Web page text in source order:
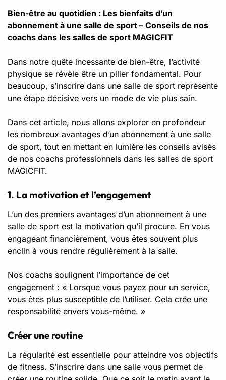
Bien-être au quotidien : Les bienfaits d’un
abonnement à une salle de sport – Conseils de nos
coachs dans les salles de sport MAGICFIT
Dans notre quête incessante de bien-être, l’activité
physique se révèle être un pilier fondamental. Pour
beaucoup, s’inscrire dans une salle de sport représente
une étape décisive vers un mode de vie plus sain.
Dans cet article, nous allons explorer en profondeur
les nombreux avantages d’un abonnement à une salle
de sport, tout en mettant en lumière les conseils avisés
de nos coachs professionnels dans les salles de sport
MAGICFIT.
1. La motivation et l’engagement
L’un des premiers avantages d’un abonnement à une
salle de sport est la motivation qu’il procure. En vous
engageant financièrement, vous êtes souvent plus
enclin à vous rendre régulièrement à la salle.
Nos coachs soulignent l’importance de cet
engagement : « Lorsque vous payez pour un service,
vous êtes plus susceptible de l’utiliser. Cela crée une
responsabilité envers vous-même. »
Créer une routine
La régularité est essentielle pour atteindre vos objectifs
de fitness. S’inscrire dans une salle vous permet de